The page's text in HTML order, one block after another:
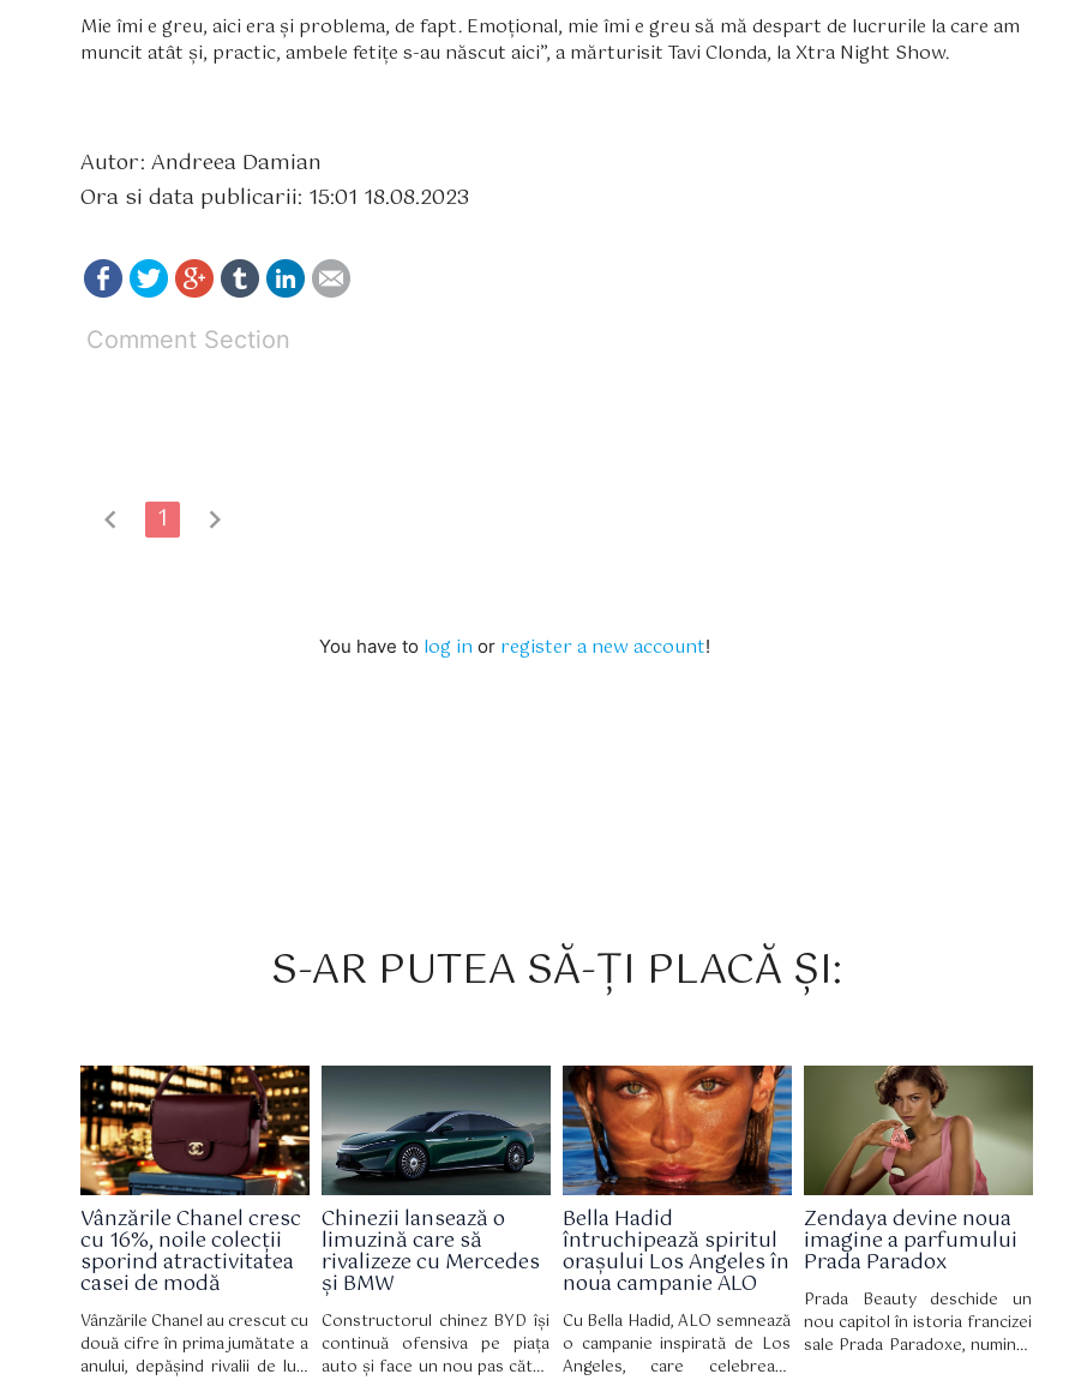
Mie îmi e greu, aici era și problema, de fapt. Emoțional, mie îmi e greu să mă despart de lucrurile la care am
muncit atât și, practic, ambele fetițe s-au născut aici”, a mărturisit Tavi Clonda, la Xtra Night Show.
Autor: Andreea Damian
Ora si data publicarii: 15:01 18.08.2023
Comment Section
chevron_left 1 chevron_right
You have to log in or register a new account!
S-AR PUTEA SĂ-ȚI PLACĂ ȘI:
Vânzările Chanel cresc
cu 16%, noile colecții
sporind atractivitatea
casei de modă
Vânzările Chanel au crescut cu
două cifre în prima jumătate a
anului, depășind rivalii de lux,
Chinezii lansează o
limuzină care să
rivalizeze cu Mercedes
și BMW
Constructorul chinez BYD își
continuă ofensiva pe piața
auto și face un nou pas către
Bella Hadid
întruchipează spiritul
orașului Los Angeles în
noua campanie ALO
Cu Bella Hadid, ALO semnează
o campanie inspirată de Los
Angeles, care celebrează
Zendaya devine noua
imagine a parfumului
Prada Paradox
Prada Beauty deschide un
nou capitol în istoria francizei
sale Prada Paradoxe, numind-